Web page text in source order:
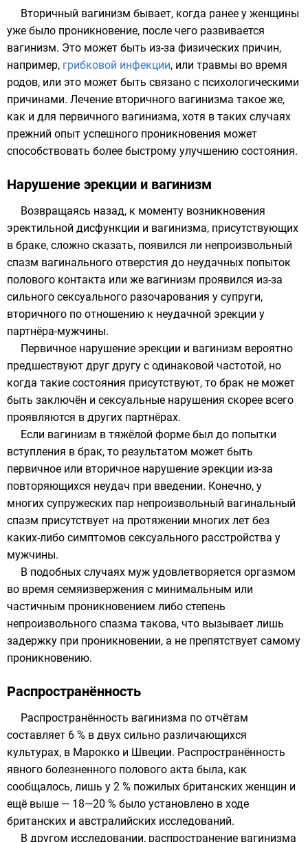
Вторичный вагинизм бывает, когда ранее у женщины
уже было проникновение, после чего развивается
вагинизм. Это может быть из-за физических причин,
например, грибковой инфекции, или травмы во время
родов, или это может быть связано с психологическими
причинами. Лечение вторичного вагинизма такое же,
как и для первичного вагинизма, хотя в таких случаях
прежний опыт успешного проникновения может
способствовать более быстрому улучшению состояния.
Нарушение эрекции и вагинизм
Возвращаясь назад, к моменту возникновения
эректильной дисфункции и вагинизма, присутствующих
в браке, сложно сказать, появился ли непроизвольный
спазм вагинального отверстия до неудачных попыток
полового контакта или же вагинизм проявился из-за
сильного сексуального разочарования у супруги,
вторичного по отношению к неудачной эрекции у
партнёра-мужчины.
Первичное нарушение эрекции и вагинизм вероятно
предшествуют друг другу с одинаковой частотой, но
когда такие состояния присутствуют, то брак не может
быть заключён и сексуальные нарушения скорее всего
проявляются в других партнёрах.
Если вагинизм в тяжёлой форме был до попытки
вступления в брак, то результатом может быть
первичное или вторичное нарушение эрекции из-за
повторяющихся неудач при введении. Конечно, у
многих супружеских пар непроизвольный вагинальный
спазм присутствует на протяжении многих лет без
каких-либо симптомов сексуального расстройства у
мужчины.
В подобных случаях муж удовлетворяется оргазмом
во время семяизвержения с минимальным или
частичным проникновением либо степень
непроизвольного спазма такова, что вызывает лишь
задержку при проникновении, а не препятствует самому
проникновению.
Распространённость
Распространённость вагинизма по отчётам
составляет 6 % в двух сильно различающихся
культурах, в Марокко и Швеции. Распространённость
явного болезненного полового акта была, как
сообщалось, лишь у 2 % пожилых британских женщин и
ещё выше — 18—20 % было установлено в ходе
британских и австралийских исследований.
В другом исследовании, распространение вагинизма